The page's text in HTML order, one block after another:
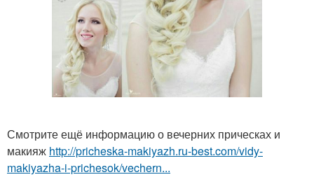
Смотрите ещё информацию о вечерних прическах и
макияж http://pricheska-makiyazh.ru-best.com/vidy-
makiyazha-i-prichesok/vechern...